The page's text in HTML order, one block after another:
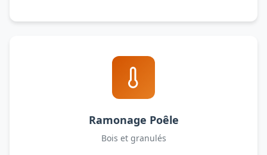
Ramonage Poêle
Bois et granulés